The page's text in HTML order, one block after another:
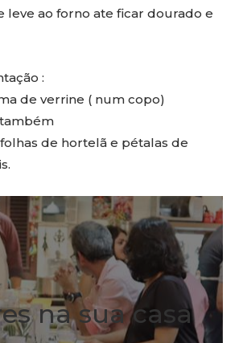
leve ao forno ate ficar dourado e
:
de verrine ( num copo)
de hortelã e pétalas de
na sua casa